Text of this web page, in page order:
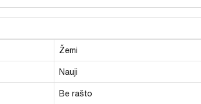
Žemi
Nauji
Be rašto